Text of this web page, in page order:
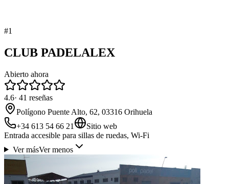
#1
CLUB PADELALEX
Abierto ahora
4.6· 41 reseñas
Polígono Puente Alto, 62, 03316 Orihuela
+34 613 54 66 21
Sitio web
Entrada accesible para sillas de ruedas, Wi-Fi
Ver másVer menos